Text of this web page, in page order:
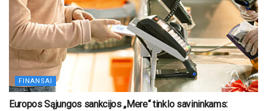
FINANSAI
Europos Sąjungos sankcijos „Mere“ tinklo savininkams: